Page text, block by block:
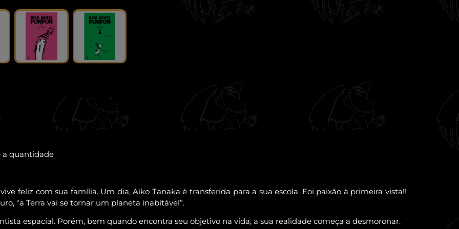
a quantidade
feliz com sua família. Um dia, Aiko Tanaka é transferida para a sua escola. Foi paixão à primeira vista!!
“a Terra vai se tornar um planeta inabitável”.
espacial. Porém, bem quando encontra seu objetivo na vida, a sua realidade começa a desmoronar.